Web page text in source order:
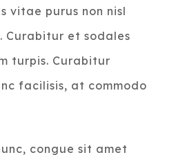
vitae purus non nisl
Curabitur et sodales
turpis. Curabitur
facilisis, at commodo
congue sit amet